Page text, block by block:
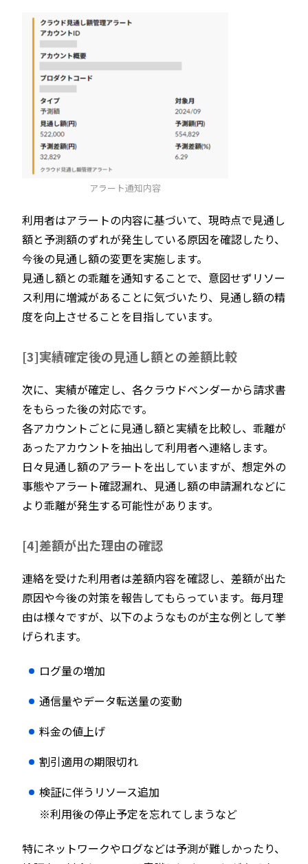
アラート通知内容
利用者はアラートの内容に基づいて、現時点で見通し
額と予測額のずれが発生している原因を確認したり、
今後の見通し額の変更を実施します。
見通し額との乖離を通知することで、意図せずリソー
ス利用に増減があることに気づいたり、見通し額の精
度を向上させることを目指しています。
[3]実績確定後の見通し額との差額比較
次に、実績が確定し、各クラウドベンダーから請求書
をもらった後の対応です。
各アカウントごとに見通し額と実績を比較し、乖離が
あったアカウントを抽出して利用者へ連絡します。
日々見通し額のアラートを出していますが、想定外の
事態やアラート確認漏れ、見通し額の申請漏れなどに
より乖離が発生する可能性があります。
[4]差額が出た理由の確認
連絡を受けた利用者は差額内容を確認し、差額が出た
原因や今後の対策を報告してもらっています。毎月理
由は様々ですが、以下のようなものが主な例として挙
げられます。
ログ量の増加
通信量やデータ転送量の変動
料金の値上げ
割引適用の期限切れ
検証に伴うリソース追加
※利用後の停止予定を忘れてしまうなど
特にネットワークやログなどは予測が難しかったり、